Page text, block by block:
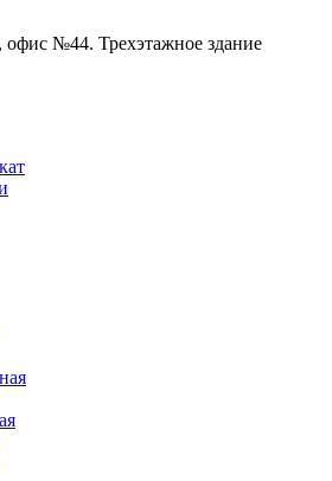
офис №44. Трехэтажное здание